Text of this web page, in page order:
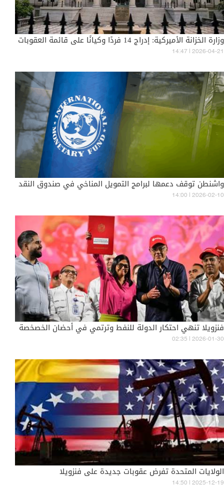
وزارة الخزانة الأميركية: إدراج 14 فردًا وكيانًا على قائمة العقوبات
14:47 | 2026-04-21
واشنطن توقف دعمها لبرامج التمويل المناخي في صندوق النقد
14:00 | 2026-02-10
فنزويلا تنهي احتكار الدولة للنفط وترتمي في أحضان الخصخصة
02:35 | 2026-01-30
الولايات المتحدة تفرض عقوبات جديدة على فنزويلا
14:50 | 2025-12-19